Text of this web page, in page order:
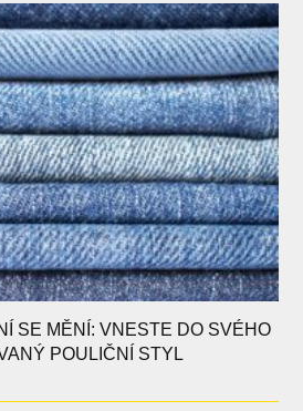
SE MĚNÍ: VNESTE DO SVÉHO
POULIČNÍ STYL